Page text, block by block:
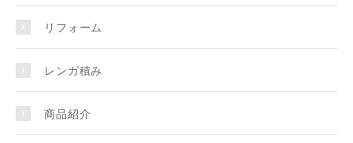
リフォーム
レンガ積み
商品紹介